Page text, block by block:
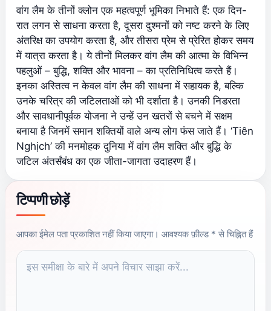
वांग लैम के तीनों क्लोन एक महत्वपूर्ण भूमिका निभाते हैं: एक दिन-
रात लगन से साधना करता है, दूसरा दुश्मनों को नष्ट करने के लिए
अंतरिक्ष का उपयोग करता है, और तीसरा प्रेम से प्रेरित होकर समय
में यात्रा करता है। ये तीनों मिलकर वांग लैम की आत्मा के विभिन्न
पहलुओं – बुद्धि, शक्ति और भावना – का प्रतिनिधित्व करते हैं।
इनका अस्तित्व न केवल वांग लैम की साधना में सहायक है, बल्कि
उनके चरित्र की जटिलताओं को भी दर्शाता है। उनकी निडरता
और सावधानीपूर्वक योजना ने उन्हें उन खतरों से बचने में सक्षम
बनाया है जिनमें समान शक्तियों वाले अन्य लोग फंस जाते हैं। ‘Tiên
Nghịch’ की मनमोहक दुनिया में वांग लैम शक्ति और बुद्धि के
जटिल अंतर्संबंध का एक जीता-जागता उदाहरण हैं।
टिप्पणी छोड़ें
आपका ईमेल पता प्रकाशित नहीं किया जाएगा। आवश्यक फ़ील्ड * से चिह्नित हैं
COMMENT